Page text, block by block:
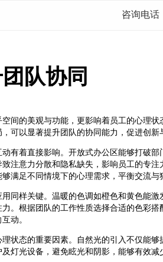
咨询电话
队协同
间的美观与功能，更影响着员工的心理
可以显著提升团队的协同能力，促进创新
有着直接影响。开放式办公区能够打破部
注意力分散和隐私缺失，影响员工的专
满足不同情境下的心理需求，平衡交流与
同样关键。温暖的色调如橙色和黄色能
。根据团队的工作性质选择合适的色彩
动。
状态的重要因素。自然光的引入不仅能够
灯光设备，避免眩光和阴影，能够有效减